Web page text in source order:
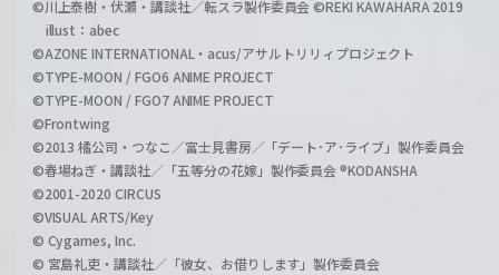
©川上泰樹・伏瀬・講談社／転スラ製作委員会 ©REKI KAWAHARA 2019
illust：abec
©AZONE INTERNATIONAL・acus/アサルトリリィプロジェクト
©TYPE-MOON / FGO6 ANIME PROJECT
©TYPE-MOON / FGO7 ANIME PROJECT
©Frontwing
©2013 橘公司・つなこ／富士見書房／「デート･ア･ライブ」製作委員会
©春場ねぎ・講談社／「五等分の花嫁」製作委員会 ®KODANSHA
©2001-2020 CIRCUS
©VISUAL ARTS/Key
© Cygames, Inc.
© 宮島礼吏・講談社／「彼女、お借りします」製作委員会